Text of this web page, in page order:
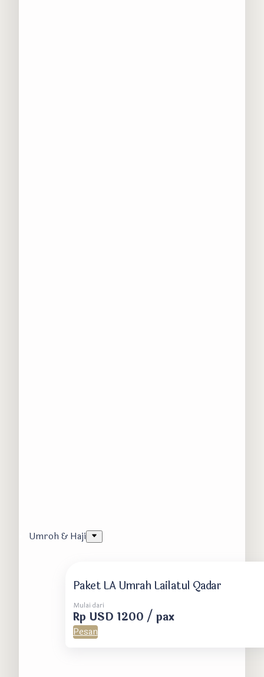
Umroh & Haji
Paket LA Umrah Lailatul Qadar
Mulai dari
Rp USD 1200 / pax
Pesan